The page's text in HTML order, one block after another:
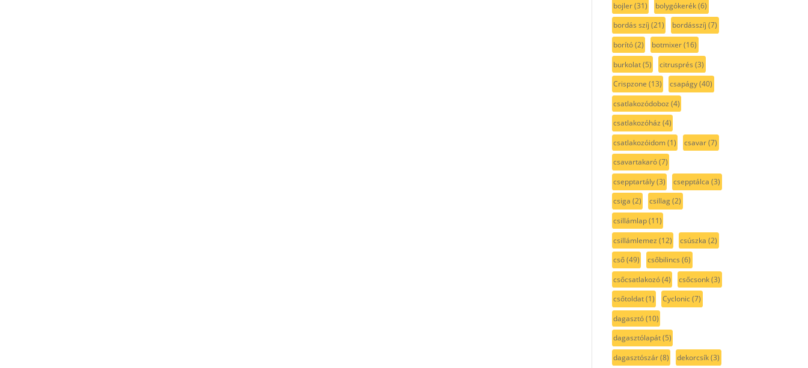
bojler(31) bolygókerék(6)
bordás szíj (21) bordásszíj (7)
borító(2) botmixer(16)
burkolat(5) citrusprés (3)
Crispzone (13) csapágy(40)
csatlakozódoboz (4)
csatlakozóház (4)
csatlakozóidom(1) csavar(7)
csavartakaró(7)
csepptartály(3) csepptálca (3)
csiga (2) csillag(2)
csillámlap(11)
csillámlemez (12) csúszka (2)
cső(49) csőbilincs (6)
csőcsatlakozó(4) csőcsonk(3)
csőtoldat(1) Cyclonic(7)
dagasztó(10)
dagasztólapát(5)
dagasztószár(8) dekorcsík(3)